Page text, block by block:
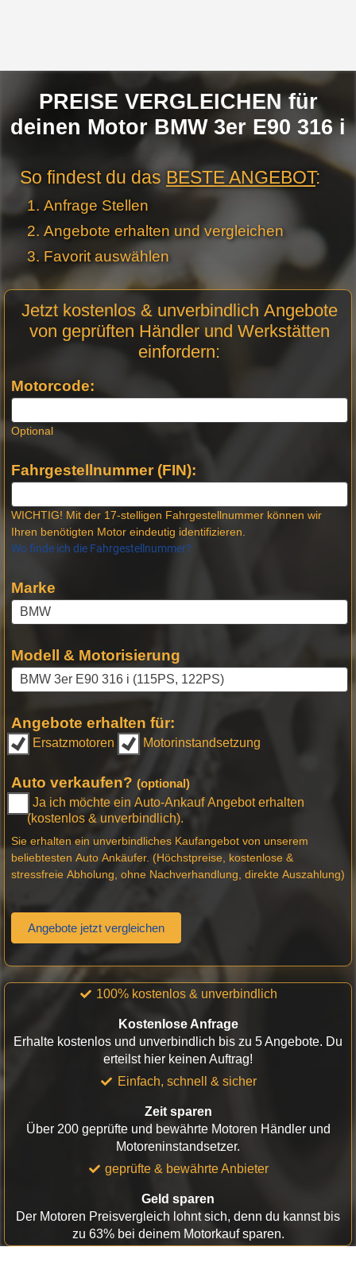
PREISE VERGLEICHEN für
deinen Motor BMW 3er E90 316 i
So findest du das BESTE ANGEBOT:
Anfrage Stellen
Angebote erhalten und vergleichen
Favorit auswählen
Anfrage
Stellen -
Jetzt kostenlos & unverbindlich Angebote
von geprüften Händler und Werkstätten
einfordern:
Motorcode:
Optional
Fahrgestellnummer (FIN):
WICHTIG! Mit der 17-stelligen Fahrgestellnummer können wir
Ihren benötigten Motor eindeutig identifizieren.
Wo finde ich die Fahrgestellnummer?
Marke
Modell & Motorisierung
Angebote erhalten für:
Ersatzmotoren Motorinstandsetzung
Auto verkaufen? (optional)
Ja ich möchte ein Auto-Ankauf Angebot erhalten
(kostenlos & unverbindlich).
Sie erhalten ein unverbindliches Kaufangebot von unserem
beliebtesten Auto Ankäufer. (Höchstpreise, kostenlose &
stressfreie Abholung, ohne Nachverhandlung, direkte Auszahlung)
Angebote jetzt vergleichen
100% kostenlos & unverbindlich
Kostenlose Anfrage
Erhalte kostenlos und unverbindlich bis zu 5 Angebote. Du
erteilst hier keinen Auftrag!
Einfach, schnell & sicher
Zeit sparen
Über 200 geprüfte und bewährte Motoren Händler und
Motoreninstandsetzer.
geprüfte & bewährte Anbieter
Geld sparen
Der Motoren Preisvergleich lohnt sich, denn du kannst bis
zu 63% bei deinem Motorkauf sparen.